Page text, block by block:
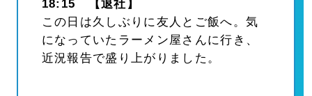
18:15 【退社】
この日は久しぶりに友人とご飯へ。気
になっていたラーメン屋さんに行き、
近況報告で盛り上がりました。